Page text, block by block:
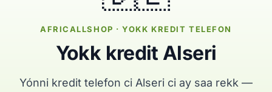
AFRICALLSHOP · YOKK KREDIT TELEFON
Yokk kredit Alseri
Yónni kredit telefon ci Alseri ci ay saa rekk —